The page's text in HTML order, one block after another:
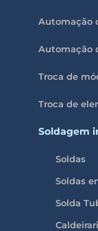
Automação
Automação
Troca de
Troca de
Soldagem
Soldas
Soldas
Solda